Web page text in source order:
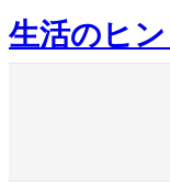
内
容
を
生活のヒ